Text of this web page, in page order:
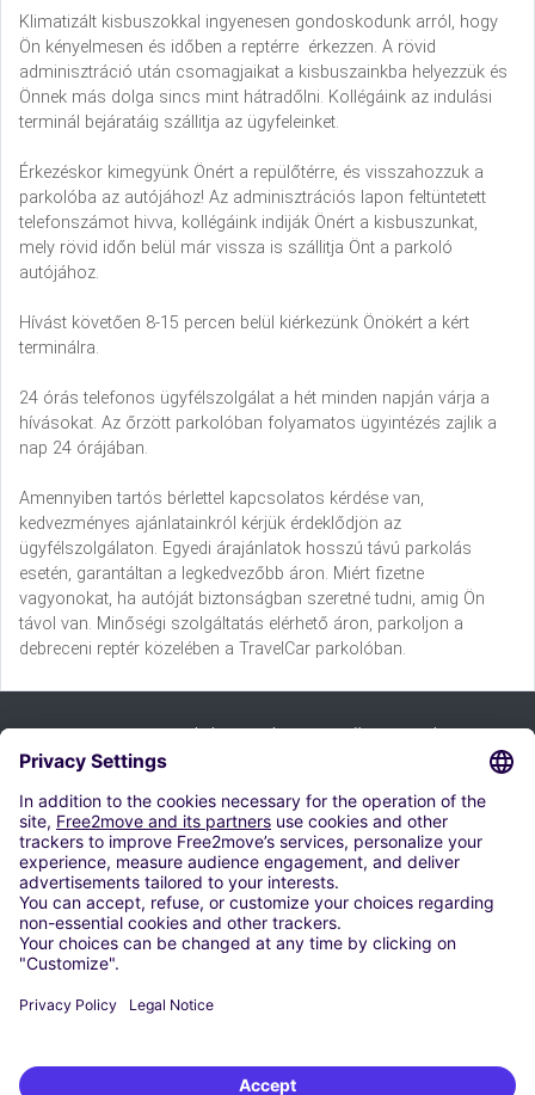
Klimatizált kisbuszokkal ingyenesen gondoskodunk arról, hogy
Ön kényelmesen és időben a reptérre érkezzen. A rövid
adminisztráció után csomagjaikat a kisbuszainkba helyezzük és
Önnek más dolga sincs mint hátradőlni. Kollégáink az indulási
terminál bejáratáig szállitja az ügyfeleinket.
Érkezéskor kimegyünk Önért a repülőtérre, és visszahozzuk a
parkolóba az autójához! Az adminisztrációs lapon feltüntetett
telefonszámot hivva, kollégáink indiják Önért a kisbuszunkat,
mely rövid időn belül már vissza is szállitja Önt a parkoló
autójához.
Hívást követően 8-15 percen belül kiérkezünk Önökért a kért
terminálra.
24 órás telefonos ügyfélszolgálat a hét minden napján várja a
hívásokat. Az őrzött parkolóban folyamatos ügyintézés zajlik a
nap 24 órájában.
Amennyiben tartós bérlettel kapcsolatos kérdése van,
kedvezményes ajánlatainkról kérjük érdeklődjön az
ügyfélszolgálaton. Egyedi árajánlatok hosszú távú parkolás
esetén, garantáltan a legkedvezőbb áron. Miért fizetne
vagyonokat, ha autóját biztonságban szeretné tudni, amig Ön
távol van. Minőségi szolgáltatás elérhető áron, parkoljon a
debreceni reptér közelében a TravelCar parkolóban.
Prijavi se na bilten i iskoristi naše ponude:
Pretplati se